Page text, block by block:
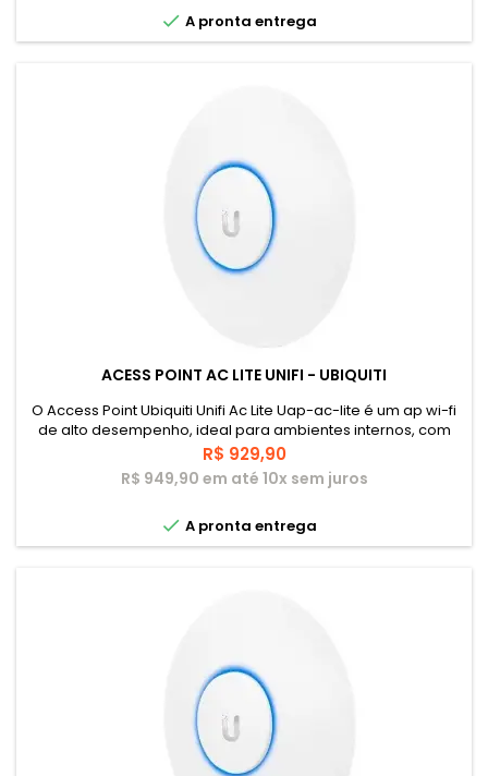
 A pronta entrega
ACESS POINT AC LITE UNIFI - UBIQUITI
O Access Point Ubiquiti Unifi Ac Lite Uap-ac-lite é um ap wi-fi
de alto desempenho, ideal para ambientes internos, com
throughput agregado de +1 Gbps em seus rádios de 5 GHz e
2.4 GHz. Alimentado via PoE ou PoE passivo 24V, possui uma
interface LAN de 1 Gigabit para conectividade de alta
gerenciado via...
Preço
R$ 929,90
R$ 949,90 em até 10x sem juros
 A pronta entrega